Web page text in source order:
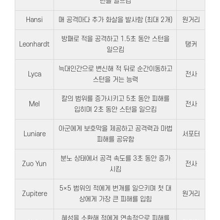
Hansi 매 공격마다 추가 화살을 발사함 (최대 2개) 원거리
Leonhardt
방패로 적을 공격하고 1.5초 동안 스턴을
일으킴
탱커
Lyca
늑대인간으로 변신해 적 뒤로 순간이동하고
스턴을 거는 능력
전사
Mel
칼의 범위를 증가시키고 5초 동안 피해를
입히며 2초 동안 스턴을 일으킴
전사
Luniare
아군에게 보호막을 제공하고 공격력과 마법
피해를 공유함
서포터
Zuo Yun
분노 상태에서 공격 속도를 3초 동안 증가
시킴
전사
Zupitere
5×5 범위의 적에게 번개를 일으키며 첫 대
상에게 가장 큰 피해를 입힘
원거리
혜성을 소환해 적에게 연속적으로 피해를